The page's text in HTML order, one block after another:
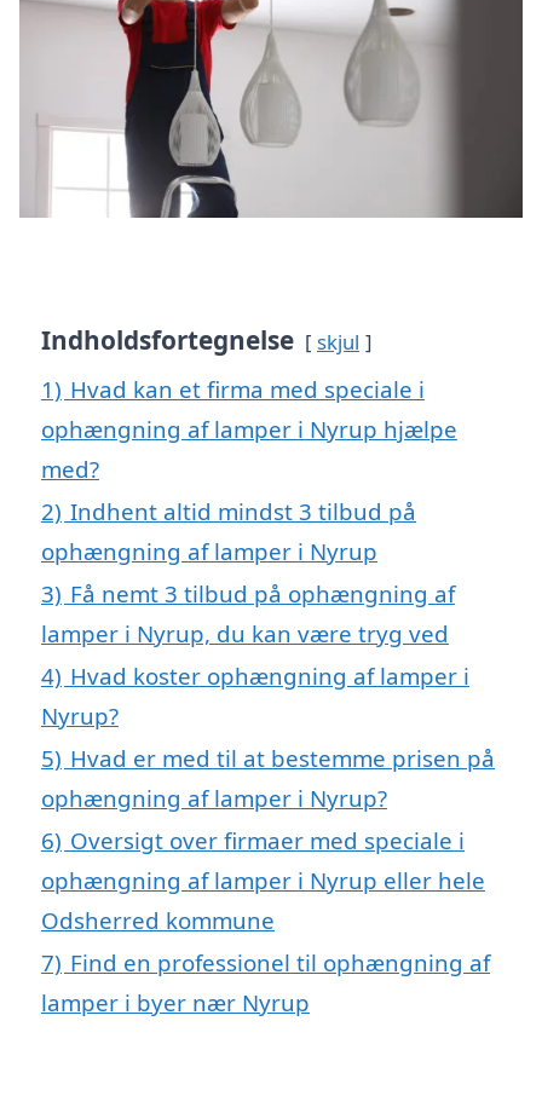
Indholdsfortegnelse skjul
1) Hvad kan et firma med speciale i
ophængning af lamper i Nyrup hjælpe
med?
2) Indhent altid mindst 3 tilbud på
ophængning af lamper i Nyrup
3) Få nemt 3 tilbud på ophængning af
lamper i Nyrup, du kan være tryg ved
4) Hvad koster ophængning af lamper i
Nyrup?
5) Hvad er med til at bestemme prisen på
ophængning af lamper i Nyrup?
6) Oversigt over firmaer med speciale i
ophængning af lamper i Nyrup eller hele
Odsherred kommune
7) Find en professionel til ophængning af
lamper i byer nær Nyrup